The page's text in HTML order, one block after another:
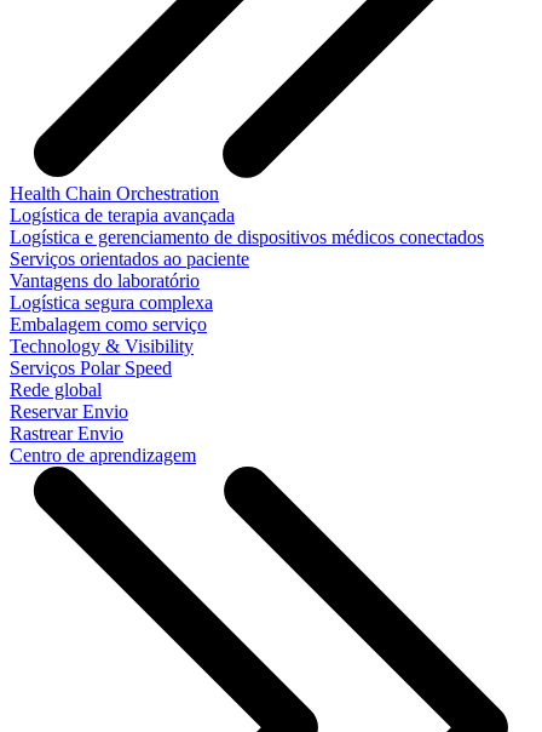
Health Chain Orchestration
Logística de terapia avançada
Logística e gerenciamento de dispositivos médicos conectados
Serviços orientados ao paciente
Vantagens do laboratório
Logística segura complexa
Embalagem como serviço
Technology & Visibility
Serviços Polar Speed
Rede global
Reservar Envio
Rastrear Envio
Centro de aprendizagem